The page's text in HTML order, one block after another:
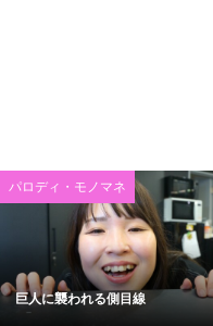
パロディ・モノマネ
巨人に襲われる側目線